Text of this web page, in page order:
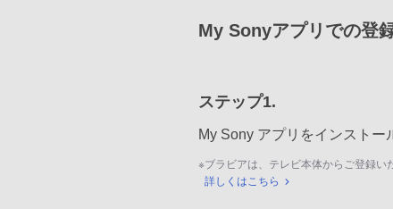
My Sonyアプリでの登
ステップ1.
My Sony アプリをインストー
※ブラビアは、テレビ本体からご登録い
詳しくはこちら